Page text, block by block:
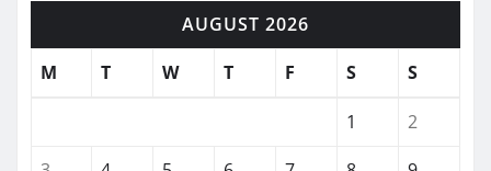
AUGUST 2026
M
T W T F S S
1
2